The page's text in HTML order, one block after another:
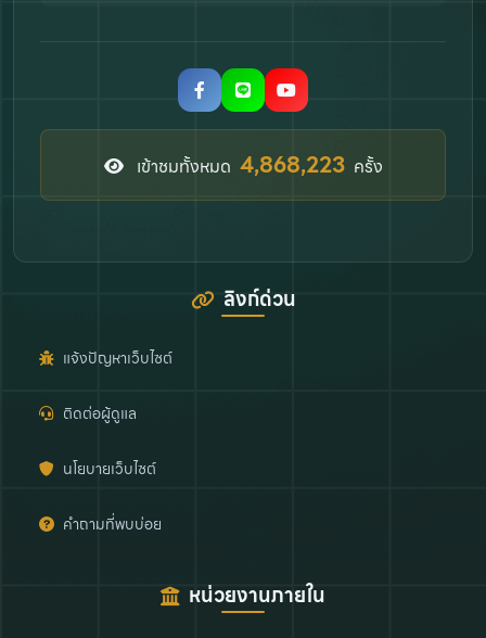
เข้าชมทั้งหมด 6,693,807 ครั้ง
ลิงก์ด่วน
แจ้งปัญหาเว็บไซต์
ติดต่อผู้ดูแล
นโยบายเว็บไซต์
คำถามที่พบบ่อย
หน่วยงานภายใน